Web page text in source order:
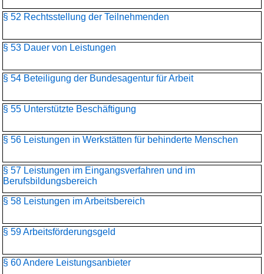
§ 52 Rechtsstellung der Teilnehmenden
§ 53 Dauer von Leistungen
§ 54 Beteiligung der Bundesagentur für Arbeit
§ 55 Unterstützte Beschäftigung
§ 56 Leistungen in Werkstätten für behinderte Menschen
§ 57 Leistungen im Eingangsverfahren und im
Berufsbildungsbereich
§ 58 Leistungen im Arbeitsbereich
§ 59 Arbeitsförderungsgeld
§ 60 Andere Leistungsanbieter